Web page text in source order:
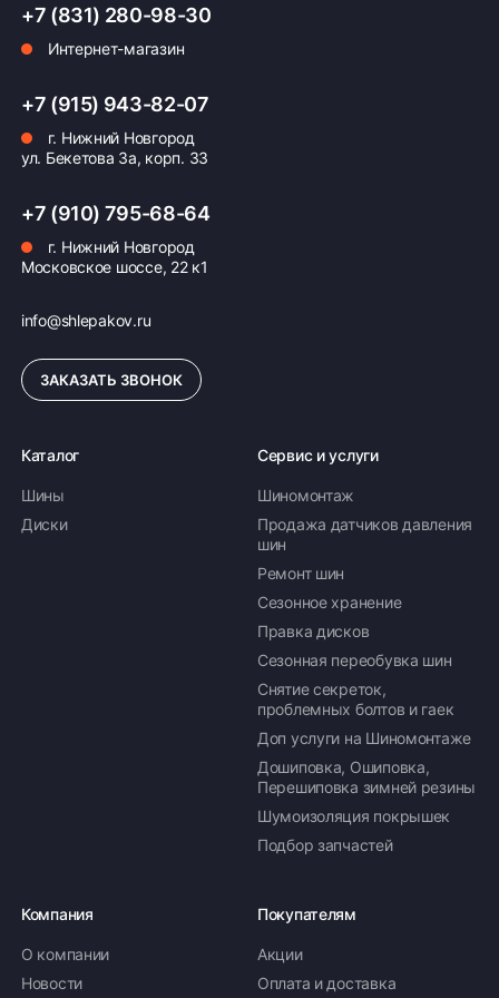
Оплата заказа
Возможна картой, наличными при получении,
также доступно оформление кредита и
+7 (831) 280-98-30
Интернет-магазин
+7 (915) 943-82-07
г. Нижний Новгород
ул. Бекетова 3а, корп. 33
+7 (910) 795-68-64
г. Нижний Новгород
Московское шоссе, 22 к1
info@shlepakov.ru
ЗАКАЗАТЬ ЗВОНОК
Каталог
Шины
Диски
Сервис и услуги
Шиномонтаж
Продажа датчиков давления
шин
Ремонт шин
Сезонное хранение
Правка дисков
Сезонная переобувка шин
Снятие секреток,
проблемных болтов и гаек
Доп услуги на Шиномонтаже
Дошиповка, Ошиповка,
Перешиповка зимней резины
Шумоизоляция покрышек
Подбор запчастей
Компания
О компании
Новости
Покупателям
Акции
Оплата и доставка